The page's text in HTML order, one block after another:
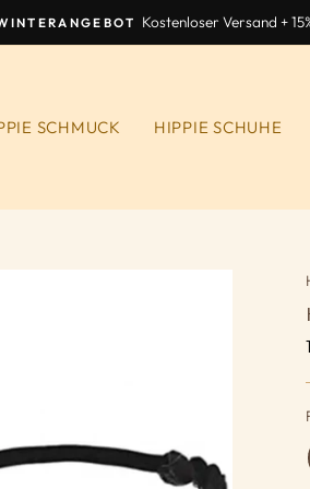
Kostenloser Versand +
SCHMUCK HIPPIE SCHUHE